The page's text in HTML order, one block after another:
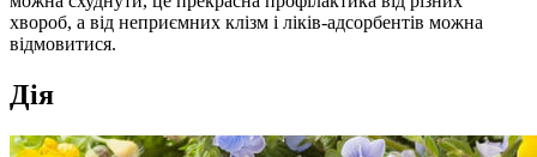
хвороб, а від неприємних клізм і ліків-адсорбентів можна
відмовитися.
Дія